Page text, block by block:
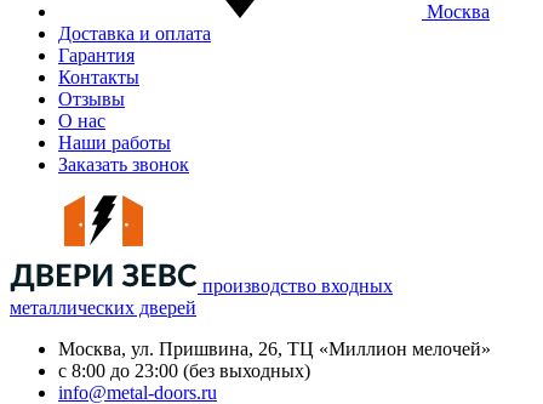
Москва
Доставка и оплата
Гарантия
Контакты
Отзывы
О нас
Наши работы
Заказать звонок
производство входных
металлических дверей
Москва, ул. Пришвина, 26, ТЦ «Миллион мелочей»
с 8:00 до 23:00 (без выходных)
info@metal-doors.ru